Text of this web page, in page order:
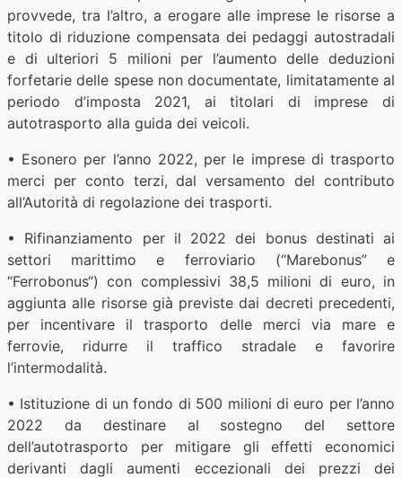
provvede, tra l’altro, a erogare alle imprese le risorse a
titolo di riduzione compensata dei pedaggi autostradali
e di ulteriori 5 milioni per l’aumento delle deduzioni
forfetarie delle spese non documentate, limitatamente al
periodo d’imposta 2021, ai titolari di imprese di
autotrasporto alla guida dei veicoli.
• Esonero per l’anno 2022, per le imprese di trasporto
merci per conto terzi, dal versamento del contributo
all’Autorità di regolazione dei trasporti.
• Rifinanziamento per il 2022 dei bonus destinati ai
settori marittimo e ferroviario (“Marebonus” e
“Ferrobonus“) con complessivi 38,5 milioni di euro, in
aggiunta alle risorse già previste dai decreti precedenti,
per incentivare il trasporto delle merci via mare e
ferrovie, ridurre il traffico stradale e favorire
l’intermodalità.
• Istituzione di un fondo di 500 milioni di euro per l’anno
2022 da destinare al sostegno del settore
dell’autotrasporto per mitigare gli effetti economici
derivanti dagli aumenti eccezionali dei prezzi dei